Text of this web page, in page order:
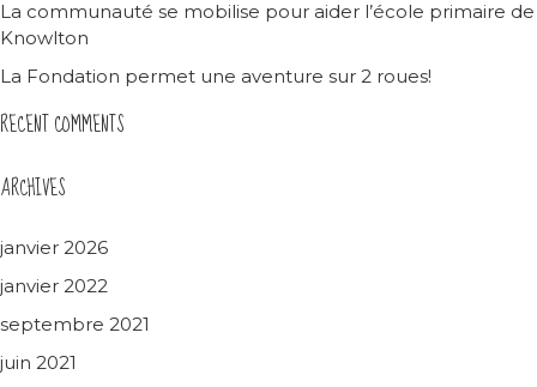
La communauté se mobilise pour aider l’école primaire de
Knowlton
La Fondation permet une aventure sur 2 roues!
RECENT COMMENTS
ARCHIVES
janvier 2026
janvier 2022
septembre 2021
juin 2021